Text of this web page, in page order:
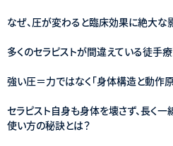
なぜ、圧が変わると臨床効果に絶大な
多くのセラピストが間違えている徒手
強い圧＝力ではなく「身体構造と動作原
セラピスト自身も身体を壊さず、長く
使い方の秘訣とは？